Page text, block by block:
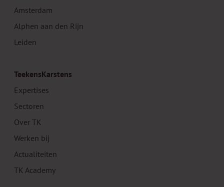
Amsterdam
Alphen aan den Rijn
Leiden
TeekensKarstens
Expertises
Sectoren
Over TK
Werken bij
Actualiteiten
TK Academy